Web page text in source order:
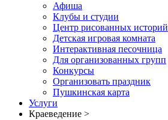
Афиша
Клубы и студии
Центр рисованных историй
Детская игровая комната
Интерактивная песочница
Для организованных групп
Конкурсы
Организовать праздник
Пушкинская карта
Услуги
Краеведение >